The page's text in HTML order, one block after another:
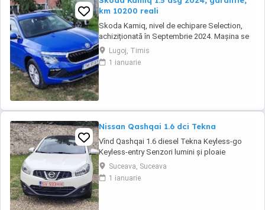
km 10200 reali
Skoda Kamiq, nivel de echipare Selection,
achiziționată în Septembrie 2024. Mașina se
află într-o stare impecabila. Detalii tehnice:
Motorizare: 1.5 TSI, 150 CP Transmisie:
Automată DSG An fabricație: 2024
Lugoj, Timis
1 ianuarie
Nissan Qashqai 1.6 dci Tekna
Vînd Qashqai 1.6 diesel Tekna Keyless-go
Keyless-entry Senzori lumini și ploaie
Panoramic complet Închidere centralizată
Oglinzi și geamuri electrice Navigație mare cu
touch-screen Privacy glass (geamuri negre
Suceava, Suceava
1 ianuarie